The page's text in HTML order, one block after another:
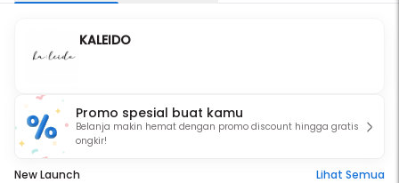
KALEIDO
Promo spesial buat kamu
Belanja makin hemat dengan promo discount hingga gratis
ongkir!
New Launch Lihat Semua